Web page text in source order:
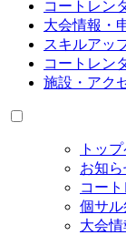
コートレン
大会情報・
スキルアッ
コートレン
施設・アク
トッ
お知
コー
個サル
大会情